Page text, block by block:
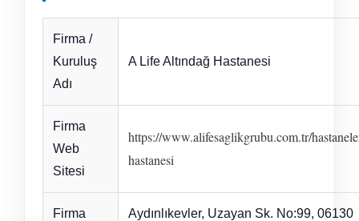
Firma /
Kuruluş
Adı
A Life Altındağ Hastanesi
Firma
Web
Sitesi
https://www.alifesaglikgrubu.com.tr/
hastanesi
Firma
Aydınlıkevler, Uzayan Sk. No:99, 06130